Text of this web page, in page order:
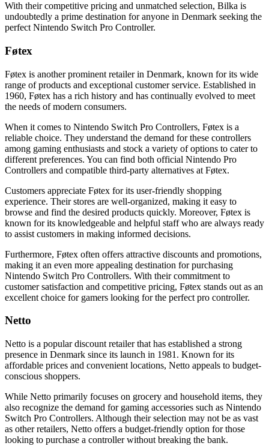
With their competitive pricing and unmatched selection, Bilka is
undoubtedly a prime destination for anyone in Denmark seeking the
perfect Nintendo Switch Pro Controller.
Føtex
Føtex is another prominent retailer in Denmark, known for its wide
range of products and exceptional customer service. Established in
1960, Føtex has a rich history and has continually evolved to meet
the needs of modern consumers.
When it comes to Nintendo Switch Pro Controllers, Føtex is a
reliable choice. They understand the demand for these controllers
among gaming enthusiasts and stock a variety of options to cater to
different preferences. You can find both official Nintendo Pro
Controllers and compatible third-party alternatives at Føtex.
Customers appreciate Føtex for its user-friendly shopping
experience. Their stores are well-organized, making it easy to
browse and find the desired products quickly. Moreover, Føtex is
known for its knowledgeable and helpful staff who are always ready
to assist customers in making informed decisions.
Furthermore, Føtex often offers attractive discounts and promotions,
making it an even more appealing destination for purchasing
Nintendo Switch Pro Controllers. With their commitment to
customer satisfaction and competitive pricing, Føtex stands out as an
excellent choice for gamers looking for the perfect pro controller.
Netto
Netto is a popular discount retailer that has established a strong
presence in Denmark since its launch in 1981. Known for its
affordable prices and convenient locations, Netto appeals to budget-
conscious shoppers.
While Netto primarily focuses on grocery and household items, they
also recognize the demand for gaming accessories such as Nintendo
Switch Pro Controllers. Although their selection may not be as vast
as other retailers, Netto offers a budget-friendly option for those
looking to purchase a controller without breaking the bank.